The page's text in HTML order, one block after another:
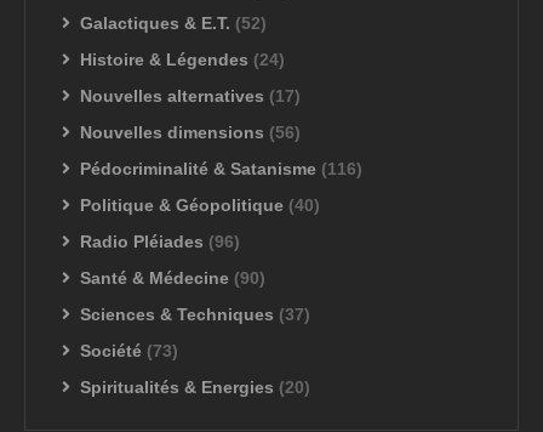
Galactiques & E.T. (52)
Histoire & Légendes (24)
Nouvelles alternatives (17)
Nouvelles dimensions (56)
Pédocriminalité & Satanisme (116)
Politique & Géopolitique (40)
Radio Pléiades (96)
Santé & Médecine (90)
Sciences & Techniques (37)
Société (73)
Spiritualités & Energies (20)